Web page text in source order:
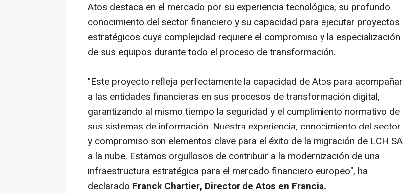
Atos destaca en el mercado por su experiencia tecnológica, su profundo
conocimiento del sector financiero y su capacidad para ejecutar proyectos
estratégicos cuya complejidad requiere el compromiso y la especialización
de sus equipos durante todo el proceso de transformación.
"Este proyecto refleja perfectamente la capacidad de Atos para acompañar
a las entidades financieras en sus procesos de transformación digital,
garantizando al mismo tiempo la seguridad y el cumplimiento normativo de
sus sistemas de información. Nuestra experiencia, conocimiento del sector
y compromiso son elementos clave para el éxito de la migración de LCH SA
a la nube. Estamos orgullosos de contribuir a la modernización de una
infraestructura estratégica para el mercado financiero europeo", ha
declarado Franck Chartier, Director de Atos en Francia.